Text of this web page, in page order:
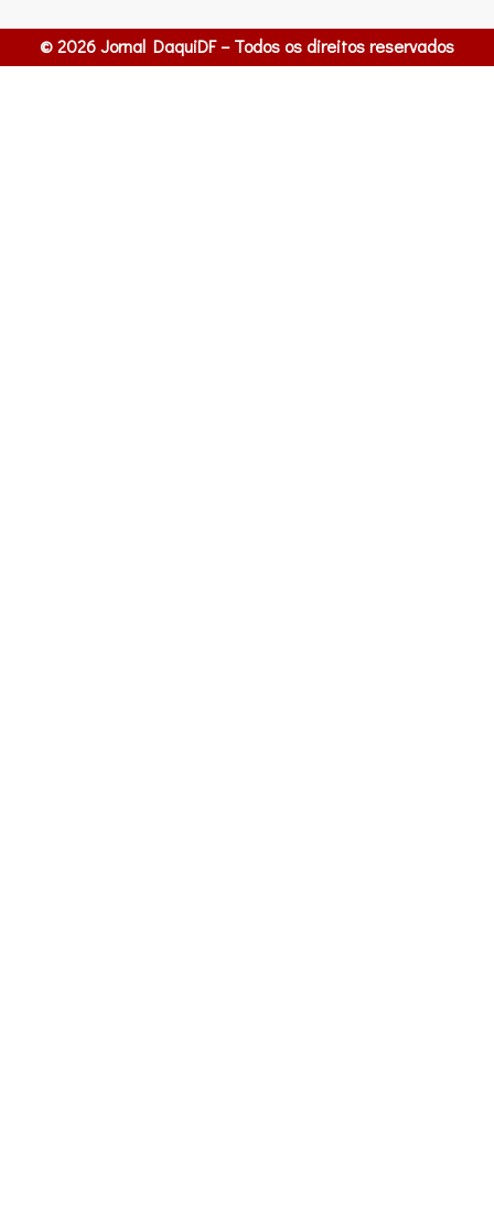
© 2026 Jornal DaquiDF – Todos os direitos reservados